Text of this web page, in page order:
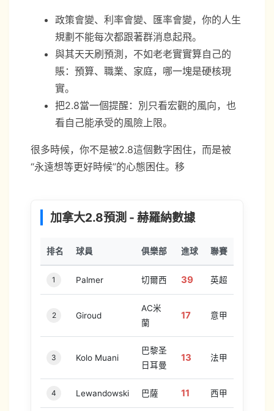
政策會變、利率會變、匯率會變，你的人生
規劃不能每次都跟著群消息起飛。
與其天天刷預測，不如老老實實算自己的
賬：預算、職業、家庭，哪一塊是硬核現
實。
把2.8當一個提醒：別只看宏觀的風向，也
看自己能承受的風險上限。
很多時候，你不是被2.8這個數字困住，而是被
“永遠想等更好時候”的心態困住。移
加拿大2.8預測 - 赫羅納數據
排名 球員 俱樂部 進球 聯賽
1 Palmer 切爾西 39 英超
2 Giroud
AC米
蘭
17 意甲
3 Kolo Muani
巴黎圣
日耳曼
13 法甲
4 Lewandowski 巴薩 11 西甲